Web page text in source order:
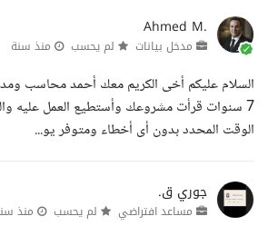
Ahmed M.
مدخل بيانات لم يحسب منذ سنة
السلام عليكم أخى الكريم معك أحمد محاسب
7 سنوات قرأت مشروعك وأستطيع العمل عليه
الوقت المحدد بدون أى أخطاء ومتوفر يو...
جوري ق.
مساعد افتراضي لم يحسب منذ